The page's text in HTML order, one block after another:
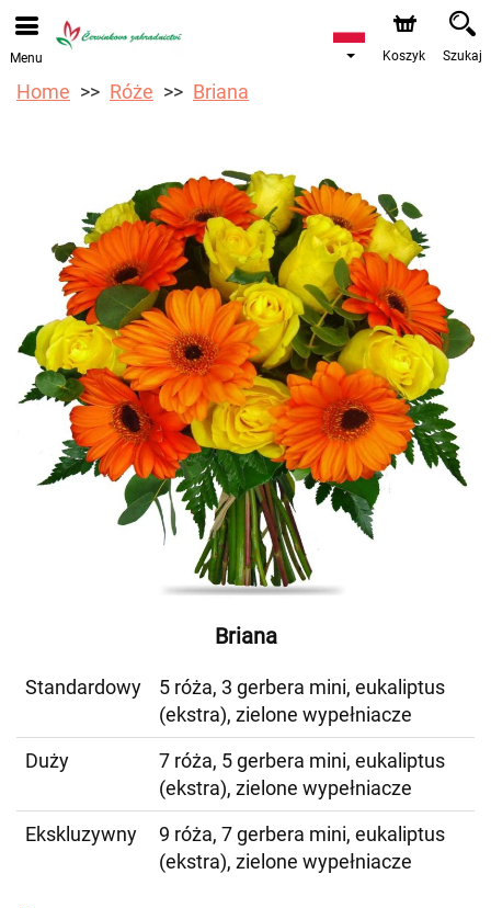
Przyjmujemy zamówienia za pośrednictwem naszego
sklepu internetowego. Najbliższy możliwy termin dostawy
to 12.08.2026 z powodu urlopu.
Menu Koszyk Szukaj
Home Róże Briana
Briana
Standardowy
5 róża, 3 gerbera mini, eukaliptus
(ekstra), zielone wypełniacze
Duży
7 róża, 5 gerbera mini, eukaliptus
(ekstra), zielone wypełniacze
Ekskluzywny
9 róża, 7 gerbera mini, eukaliptus
(ekstra), zielone wypełniacze